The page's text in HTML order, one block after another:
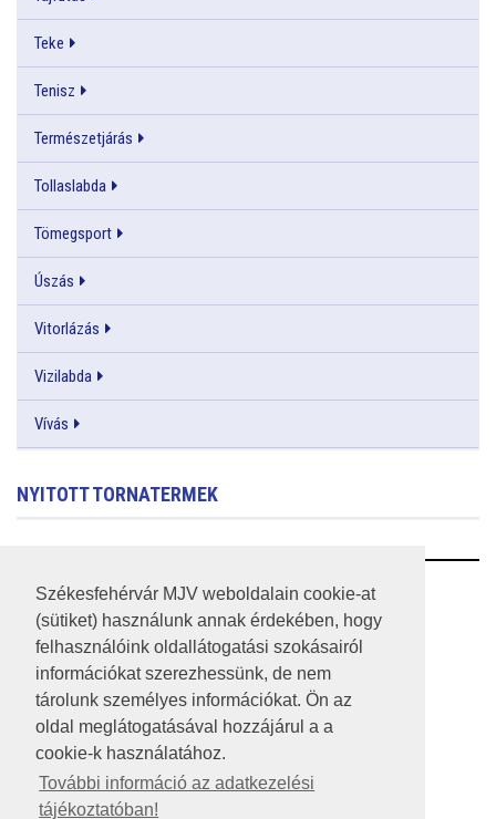
Székesfehérvár MJV weboldalain cookie-at
(sütiket) használunk annak érdekében, hogy
felhasználóink oldallátogatási szokásairól
információkat szerezhessünk, de nem
tárolunk személyes információkat. Ön az
oldal meglátogatásával hozzájárul a a
cookie-k használatához.
További információ az adatkezelési
tájékoztatóban!
Teke
Tenisz
Természetjárás
Tollaslabda
Tömegsport
Úszás
Vitorlázás
Vizilabda
Vívás
NYITOTT TORNATERMEK
RSS
A HONLAP 2017.03.31-I ÁLLAPOTA
JOGI NYILATKOZAT
IMPRESSZUM
KÖZÉRDEKŰ ADATOK